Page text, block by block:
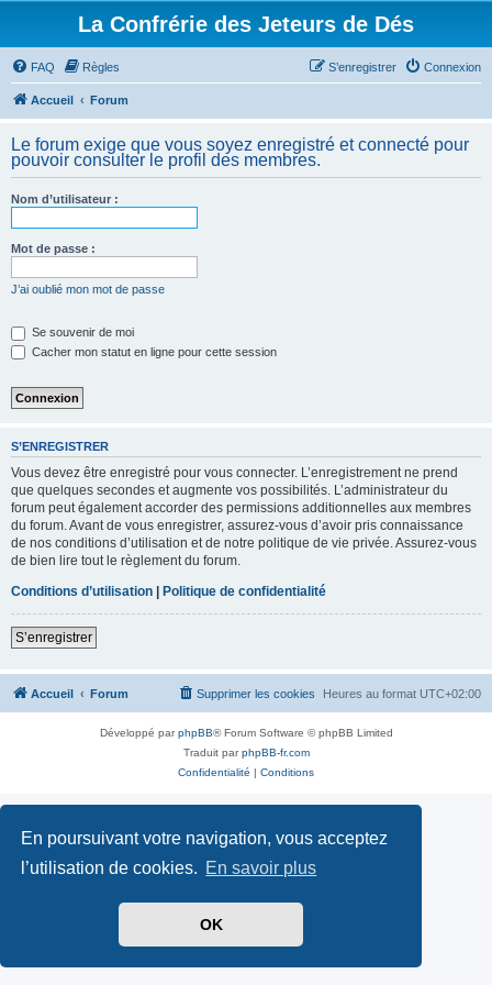
En poursuivant votre navigation, vous acceptez
l’utilisation de cookies. En savoir plus
OK
La Confrérie des Jeteurs de Dés
FAQ Règles Connexion
S’enregistrer
Accueil Forum
Le forum exige que vous soyez enregistré et connecté pour
pouvoir consulter le profil des membres.
Nom d’utilisateur :
Mot de passe :
J’ai oublié mon mot de passe
Se souvenir de moi
Cacher mon statut en ligne pour cette session
S’ENREGISTRER
Vous devez être enregistré pour vous connecter. L’enregistrement ne prend
que quelques secondes et augmente vos possibilités. L’administrateur du
forum peut également accorder des permissions additionnelles aux membres
du forum. Avant de vous enregistrer, assurez-vous d’avoir pris connaissance
de nos conditions d’utilisation et de notre politique de vie privée. Assurez-vous
de bien lire tout le règlement du forum.
Conditions d’utilisation | Politique de confidentialité
S’enregistrer
Accueil Forum Heures au format UTC+02:00
Supprimer les cookies
Développé parphpBB® Forum Software © phpBB Limited
Traduit parphpBB-fr.com
Confidentialité | Conditions